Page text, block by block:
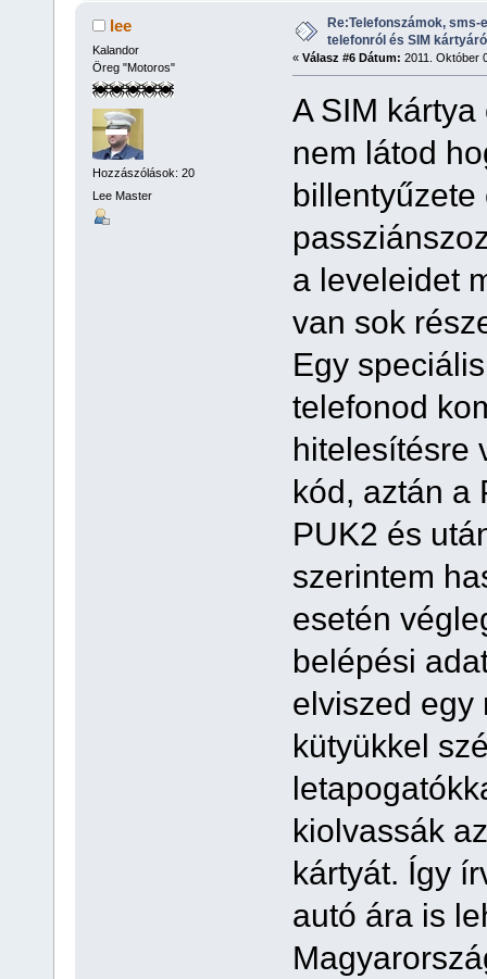
lee
Kalandor
Öreg "Motoros"
Hozzászólások: 20
Lee Master
Re:Telefonszámok,
telefonról és SIM
« Válasz #6 Dátum: 2011. Október
A SIM
nem látod
a leveleidet
van sok
Egy
telefonod
hitelesítésre
kód, aztán a
PUK2 és
szerintem
esetén
belépési
elviszed egy
kütyükkel
kiolvassák
kártyát. Így
autó ára is